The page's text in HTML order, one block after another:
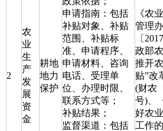
2
农
业
生
产
发
展
资
金
耕地
地力
保护
申请指南：包括
补贴对象、补贴
范围、补贴标
准、申请程序、
申请材料、咨询
电话、受理单
位、办理时限、
联系方式等；
补贴结果；
监督渠道：包括
《农
管理
〔
政部
推开
贴”改
(财农
号)、
好农
工作